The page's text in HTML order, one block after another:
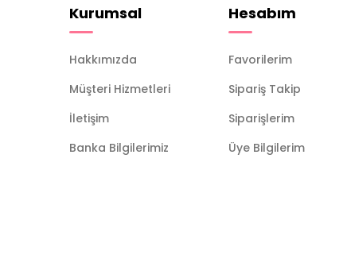
Kurumsal
Hakkımızda
Müşteri Hizmetleri
İletişim
Banka Bilgilerimiz
Hesabım
Favorilerim
Sipariş Takip
Siparişlerim
Üye Bilgilerim